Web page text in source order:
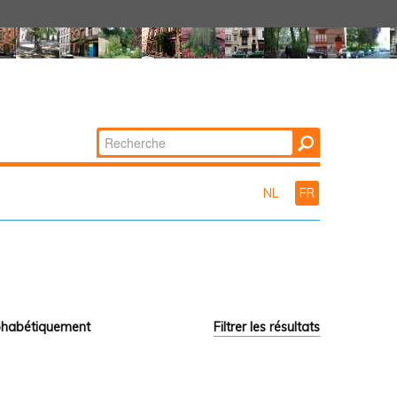
Chercher par
Recherche
NL FR
Filtrer les résultats